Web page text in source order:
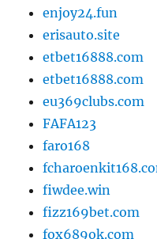
enjoy24.fun
erisauto.site
etbet16888.com
etbet16888.com
eu369clubs.com
FAFA123
faro168
fiwdee.win
fizz169bet.com
fox689ok.com